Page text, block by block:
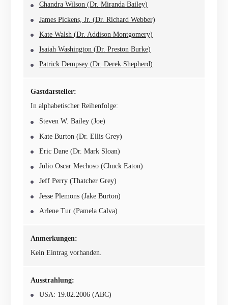
Chandra Wilson (Dr. Miranda Bailey)
James Pickens, Jr. (Dr. Richard Webber)
Kate Walsh (Dr. Addison Montgomery)
Isaiah Washington (Dr. Preston Burke)
Patrick Dempsey (Dr. Derek Shepherd)
Gastdarsteller:
In alphabetischer Reihenfolge:
Steven W. Bailey (Joe)
Kate Burton (Dr. Ellis Grey)
Eric Dane (Dr. Mark Sloan)
Julio Oscar Mechoso (Chuck Eaton)
Jeff Perry (Thatcher Grey)
Jesse Plemons (Jake Burton)
Arlene Tur (Pamela Calva)
Anmerkungen:
Kein Eintrag vorhanden.
Ausstrahlung:
USA: 19.02.2006 (ABC)